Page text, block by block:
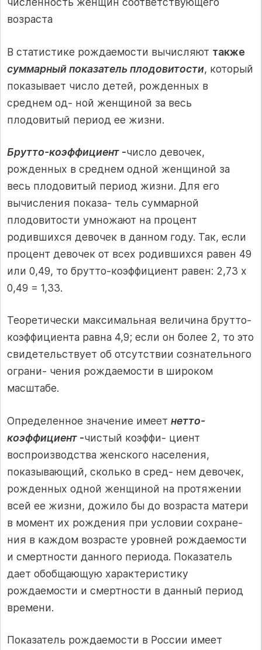
возраста
В статистике рождаемости вычисляют также
суммарный показатель плодовитости, который
показывает число детей, рожденных в
среднем од- ной женщиной за весь
плодовитый период ее жизни.
Брутто-коэффициент -число девочек,
рожденных в среднем одной женщиной за
весь плодовитый период жизни. Для его
вычисления показа- тель суммарной
плодовитости умножают на процент
родившихся девочек в данном году. Так, если
процент девочек от всех родившихся равен 49
или 0,49, то брутто-коэффициент равен: 2,73 х
0,49 = 1,33.
Теоретически максимальная величина брутто-
коэффициента равна 4,9; если он более 2, то это
свидетельствует об отсутствии сознательного
ограни- чения рождаемости в широком
масштабе.
Определенное значение имеет нетто-
коэффициент -чистый коэффи- циент
воспроизводства женского населения,
показывающий, сколько в сред- нем девочек,
рожденных одной женщиной на протяжении
всей ее жизни, дожило бы до возраста матери
в момент их рождения при условии сохране-
ния в каждом возрасте уровней рождаемости
и смертности данного периода. Показатель
дает обобщающую характеристику
рождаемости и смертности в данный период
времени.
Показатель рождаемости в России имеет